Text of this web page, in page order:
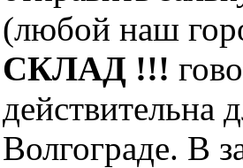
(любой наш
СКЛАД !!!
действительна
Волгограде. В